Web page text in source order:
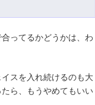
ってるかどうかは、わ
スを入れ続けるのも大
ら、もうやめてもいい